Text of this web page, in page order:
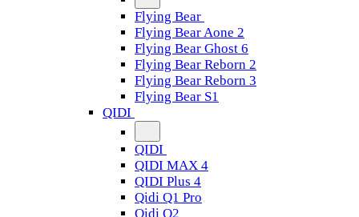
Flying Bear
Flying Bear Aone 2
Flying Bear Ghost 6
Flying Bear Reborn 2
Flying Bear Reborn 3
Flying Bear S1
QIDI
QIDI
QIDI MAX 4
QIDI Plus 4
Qidi Q1 Pro
Qidi Q2